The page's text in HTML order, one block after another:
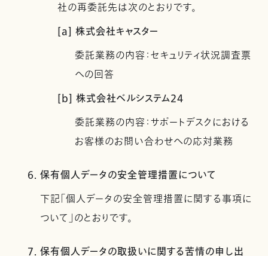
社の再委託先は次のとおりです。
[a] 株式会社キャスター
委託業務の内容：セキュリティ状況調査票
への回答
[b] 株式会社ベルシステム24
委託業務の内容：サポートデスクにおける
お客様のお問い合わせへの応対業務
6. 保有個人データの安全管理措置について
下記「個人データの安全管理措置に関する事項に
ついて」のとおりです。
7. 保有個人データの取扱いに関する苦情の申し出